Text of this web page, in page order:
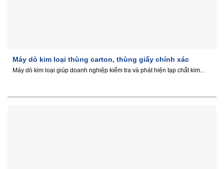
Máy dò kim loại thùng carton, thùng giấy chính xác
Máy dò kim loại giúp doanh nghiệp kiểm tra và phát hiện tạp chất kim...